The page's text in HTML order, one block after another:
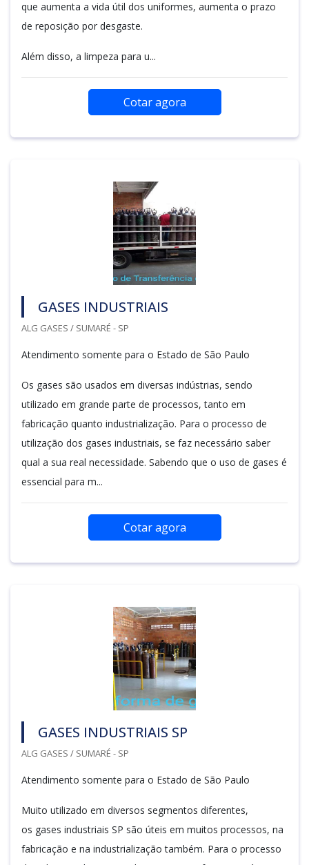
que aumenta a vida útil dos uniformes, aumenta o prazo
de reposição por desgaste.
Além disso, a limpeza para u...
Cotar agora
GASES INDUSTRIAIS
ALG GASES / SUMARÉ - SP
Atendimento somente para o Estado de São Paulo
Os gases são usados em diversas indústrias, sendo
utilizado em grande parte de processos, tanto em
fabricação quanto industrialização. Para o processo de
utilização dos gases industriais, se faz necessário saber
qual a sua real necessidade. Sabendo que o uso de gases é
essencial para m...
Cotar agora
GASES INDUSTRIAIS SP
ALG GASES / SUMARÉ - SP
Atendimento somente para o Estado de São Paulo
Muito utilizado em diversos segmentos diferentes,
os gases industriais SP são úteis em muitos processos, na
fabricação e na industrialização também. Para o processo